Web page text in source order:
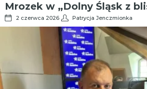
Mrozek w „Dolny Śląsk z
2 czerwca 2026 Patrycja Jenczmionka